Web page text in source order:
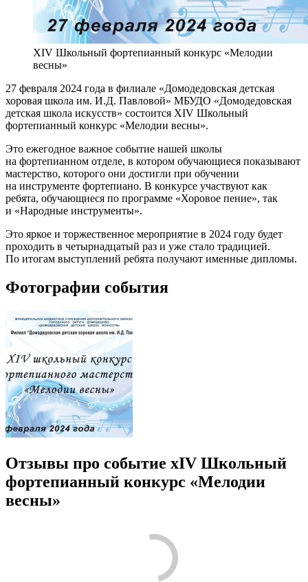
XIV Школьный фортепианный конкурс «Мелодии
весны»
27 февраля 2024 года в филиале «Домодедовская детская
хоровая школа им. И.Д. Павловой» МБУДО «Домодедовская
детская школа искусств» состоится XIV Школьный
фортепианный конкурс «Мелодии весны».
Это ежегодное важное событие нашей школы
на фортепианном отделе, в котором обучающиеся показывают
мастерство, которого они достигли при обучении
на инструменте фортепиано. В конкурсе участвуют как
ребята, обучающиеся по программе «Хоровое пение», так
и «Народные инструменты».
Это яркое и торжественное мероприятие в 2024 году будет
проходить в четырнадцатый раз и уже стало традицией.
По итогам выступлений ребята получают именные дипломы.
Фотографии события
Отзывы про событие xIV Школьный
фортепианный конкурс «Мелодии
весны»